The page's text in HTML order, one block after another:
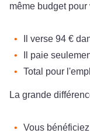
même budget pour
Il verse 94 €
Il paie
Total pour
La grande
Vous